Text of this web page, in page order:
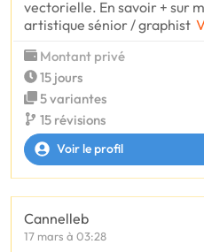
vectorielle. En savoir + sur
artistique sénior / graphist
Montant privé
15 jours
5 variantes
15 révisions
Voir le profil
Cannelleb
17 mars à 03:28